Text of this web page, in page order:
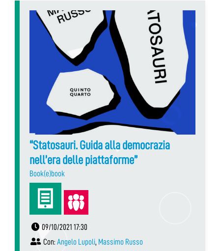
“Statosauri. Guida alla democrazia
nell’era delle piattaforme”
Book(e)book
09/10/2021 17:30
Con: Angelo Lupoli, Massimo Russo